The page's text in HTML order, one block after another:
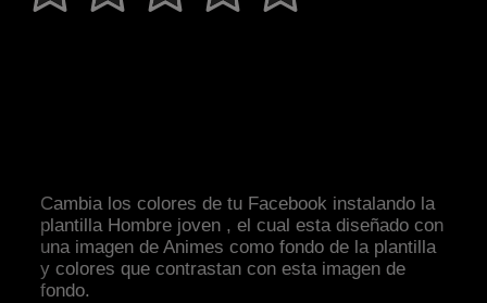
Cambia los colores de tu Facebook instalando la
plantilla Hombre joven , el cual esta diseñado con
una imagen de Animes como fondo de la plantilla
y colores que contrastan con esta imagen de
fondo.